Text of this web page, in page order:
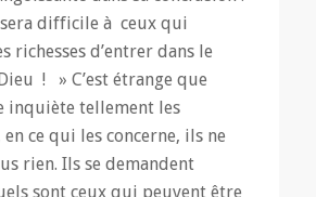
difficile à ceux qui
richesses d’entrer dans le
! » C’est étrange que
inquiète tellement les
ce qui les concerne, ils ne
rien. Ils se demandent
sont ceux qui peuvent être